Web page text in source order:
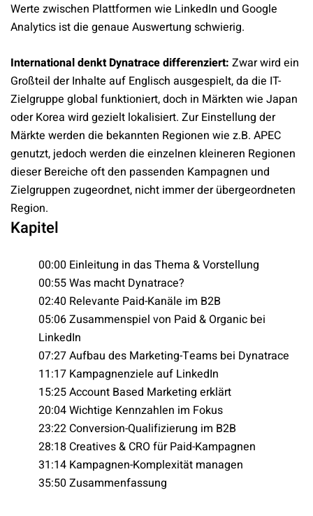
Werte zwischen Plattformen wie LinkedIn und Google
Analytics ist die genaue Auswertung schwierig.
International denkt Dynatrace differenziert: Zwar wird ein
Großteil der Inhalte auf Englisch ausgespielt, da die IT-
Zielgruppe global funktioniert, doch in Märkten wie Japan
oder Korea wird gezielt lokalisiert. Zur Einstellung der
Märkte werden die bekannten Regionen wie z.B. APEC
genutzt, jedoch werden die einzelnen kleineren Regionen
dieser Bereiche oft den passenden Kampagnen und
Zielgruppen zugeordnet, nicht immer der übergeordneten
Region.
Kapitel
00:00 Einleitung in das Thema & Vorstellung
00:55 Was macht Dynatrace?
02:40 Relevante Paid-Kanäle im B2B
05:06 Zusammenspiel von Paid & Organic bei
LinkedIn
07:27 Aufbau des Marketing-Teams bei Dynatrace
11:17 Kampagnenziele auf LinkedIn
15:25 Account Based Marketing erklärt
20:04 Wichtige Kennzahlen im Fokus
23:22 Conversion-Qualifizierung im B2B
28:18 Creatives & CRO für Paid-Kampagnen
31:14 Kampagnen-Komplexität managen
35:50 Zusammenfassung